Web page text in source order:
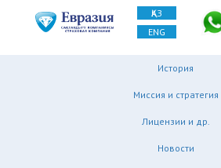
ҚАЗ
ENG
История
Миссия и стратегия
Лицензии и др.
Новости